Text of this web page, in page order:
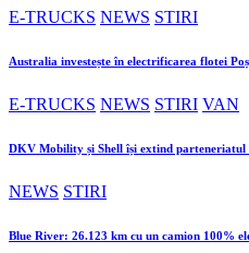
E-TRUCKS NEWS STIRI
Australia investește în electrificarea flotei
E-TRUCKS NEWS STIRI VAN
DKV Mobility și Shell își extind parteneriatul
NEWS STIRI
Blue River: 26.123 km cu un camion 100%